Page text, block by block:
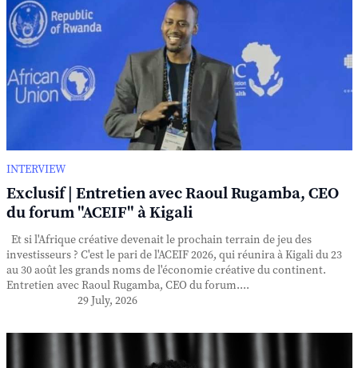
INTERVIEW
Exclusif | Entretien avec Raoul Rugamba, CEO
du forum "ACEIF" à Kigali
Et si l'Afrique créative devenait le prochain terrain de jeu des
investisseurs ? C'est le pari de l'ACEIF 2026, qui réunira à Kigali du 23
au 30 août les grands noms de l'économie créative du continent.
Entretien avec Raoul Rugamba, CEO du forum....
29 July, 2026